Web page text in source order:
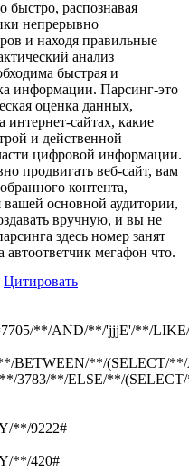
распознавая
непрерывно
и находя правильные
анализ
быстрая и
информации. Парсинг-это
оценка данных,
сайтах, какие
и действенной
цифровой информации.
продвигать веб-сайт, вам
контента,
вашей основной аудитории,
вручную, и вы не
здесь номер занят
автоответчик мегафон что.
Цитировать
**/AND/**/'jjjE'/**/
BETWEEN/**/(SELECT/
3783/**/ELSE/**/
**/9222#
**/420#